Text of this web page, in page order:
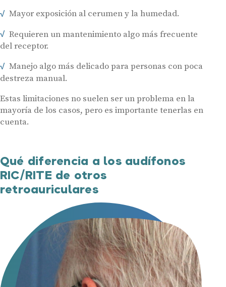
Mayor exposición al cerumen y la humedad.
Requieren un mantenimiento algo más frecuente
del receptor.
Manejo algo más delicado para personas con poca
destreza manual.
Estas limitaciones no suelen ser un problema en la
mayoría de los casos, pero es importante tenerlas en
cuenta.
Qué diferencia a los audífonos
RIC/RITE de otros
retroauriculares